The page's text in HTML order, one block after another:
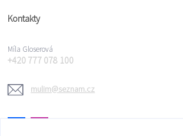
Kontakty
Míla Gloserová
+420 777 078 100
mulim@seznam.cz